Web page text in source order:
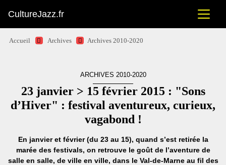
CultureJazz.fr
Accueil Archives Archives 2010-2020
ARCHIVES 2010-2020
23 janvier > 15 février 2015 : "Sons
d’Hiver" : festival aventureux, curieux,
vagabond !
En janvier et février (du 23 au 15), quand s’est retirée la
marée des festivals, on retrouve le goût de l’aventure de
salle en salle, de ville en ville, dans le Val-de-Marne au fil des